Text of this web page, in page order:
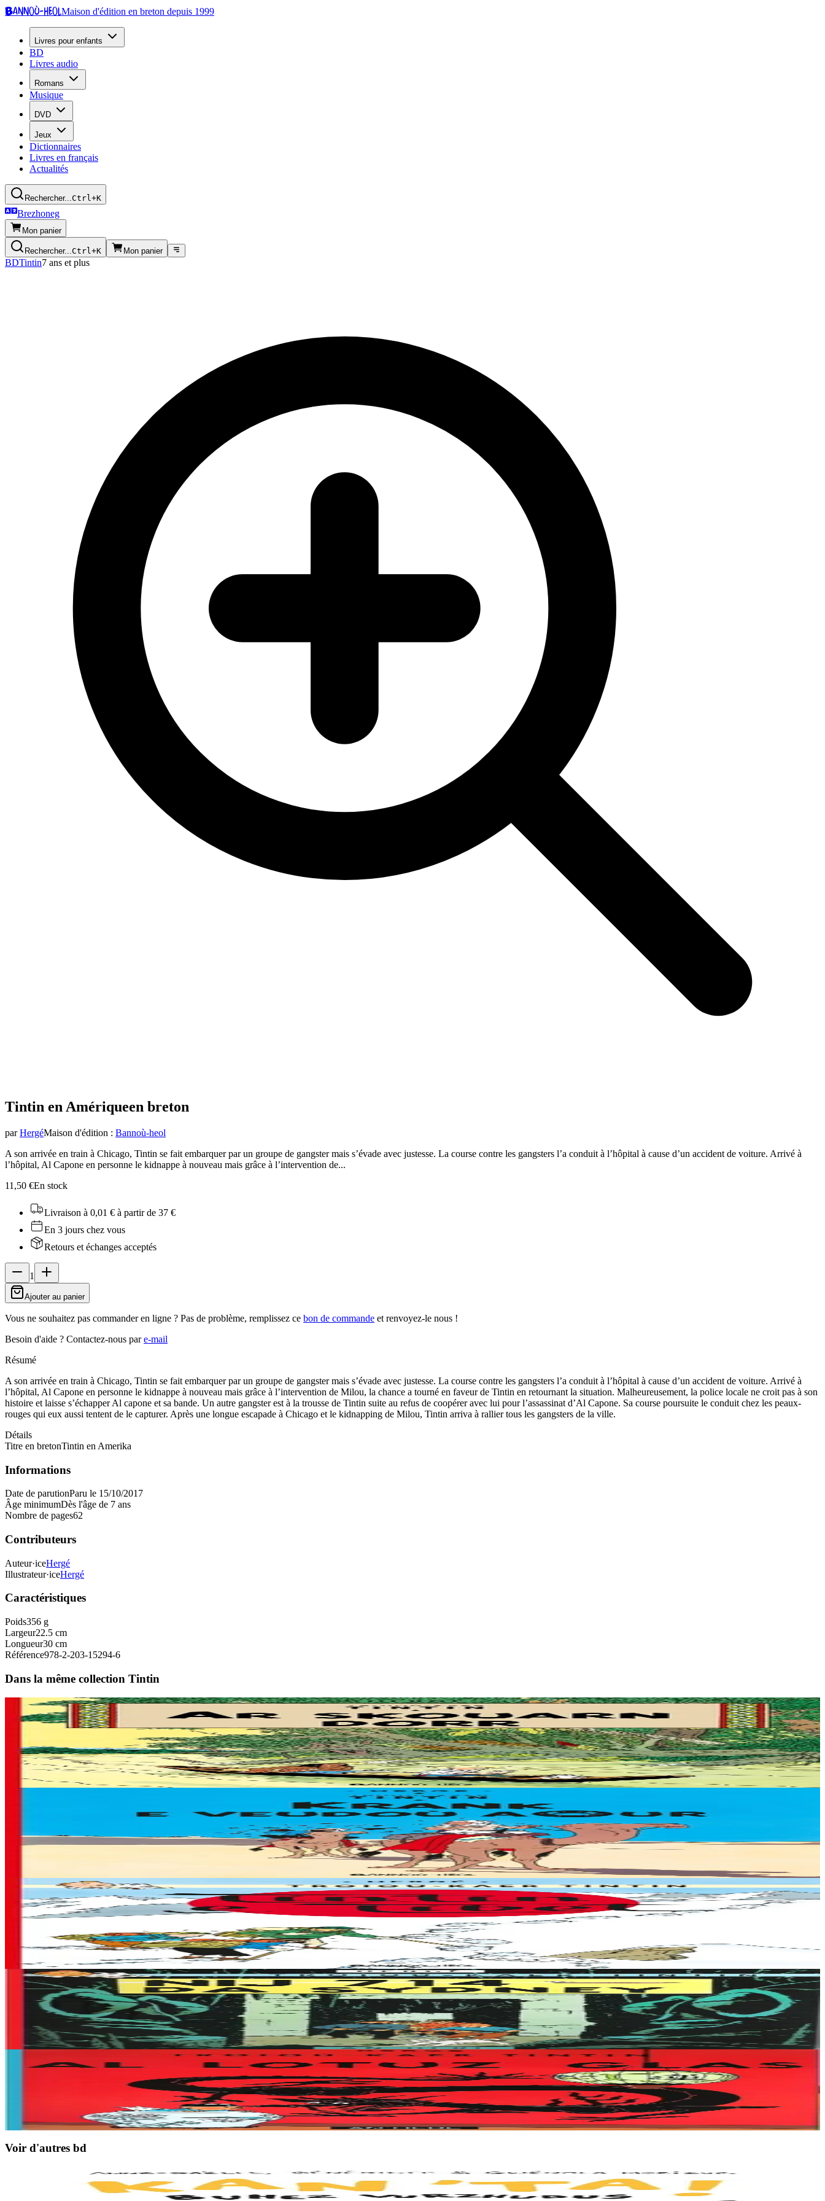
Bannoù-heolMaison d'édition en breton depuis 1999
Livres pour enfants
BD
Livres audio
Romans
Musique
DVD
Jeux
Dictionnaires
Livres en français
Actualités
Rechercher...Ctrl+K
Brezhoneg
Mon panier
Rechercher...Ctrl+K Mon panier
BDTintin7 ans et plus
Tintin en Amériqueen breton
par HergéMaison d'édition : Bannoù-heol
A son arrivée en train à Chicago, Tintin se fait embarquer par un groupe de gangster mais s’évade avec justesse. La course contre les gangsters l’a conduit à l’hôpital à cause d’un accident de voiture. Arrivé à
l’hôpital, Al Capone en personne le kidnappe à nouveau mais grâce à l’intervention de...
11,50 €En stock
Livraison à 0,01 € à partir de 37 €
En 3 jours chez vous
Retours et échanges acceptés
1
Ajouter au panier
Vous ne souhaitez pas commander en ligne ? Pas de problème, remplissez ce bon de commande et renvoyez-le nous !
Besoin d'aide ? Contactez-nous pare-mail
Résumé
A son arrivée en train à Chicago, Tintin se fait embarquer par un groupe de gangster mais s’évade avec justesse. La course contre les gangsters l’a conduit à l’hôpital à cause d’un accident de voiture. Arrivé à
l’hôpital, Al Capone en personne le kidnappe à nouveau mais grâce à l’intervention de Milou, la chance a tourné en faveur de Tintin en retournant la situation. Malheureusement, la police locale ne croit pas à son
histoire et laisse s’échapper Al capone et sa bande. Un autre gangster est à la trousse de Tintin suite au refus de coopérer avec lui pour l’assassinat d’Al Capone. Sa course poursuite le conduit chez les peaux-
rouges qui eux aussi tentent de le capturer. Après une longue escapade à Chicago et le kidnapping de Milou, Tintin arriva à rallier tous les gangsters de la ville.
Détails
Titre en bretonTintin en Amerika
Informations
Date de parutionParu le 15/10/2017
Âge minimumDès l'âge de 7 ans
Nombre de pages62
Contributeurs
Auteur·iceHergé
Illustrateur·iceHergé
Caractéristiques
Poids356 g
Largeur22.5 cm
Longueur30 cm
Référence978-2-203-15294-6
Dans la même collection Tintin
7 ans et plus
Bannoù-heol
L'Oreille Cassée (1937) est une course poursuite palpitante. Tintin s'embarque pour l'Amérique du Sud afin de récupérer un fétiche volé....
En stock11,95 €
Le Crabe aux pinces d'or (1941) renoue avec l'aventure exotique. Celle-ci mène Tintin en Afrique du Nord. Il y déjoue les plans d'une bande de malfaiteurs qui...
7 ans et plus
Tintin au Tibet
“Tintin au Tibet” (1960), pure histoire d'amitié, sans le moindre méchant, décrit la recherche désespérée de Tintin pour retrouver son ami, le jeune Chinois...
A paraître11,95 €
7 ans et plus
Épuisé
Vol 714 pour Sydney
Épuisé
Épuisé
Épuisé
Voir d'autres bd